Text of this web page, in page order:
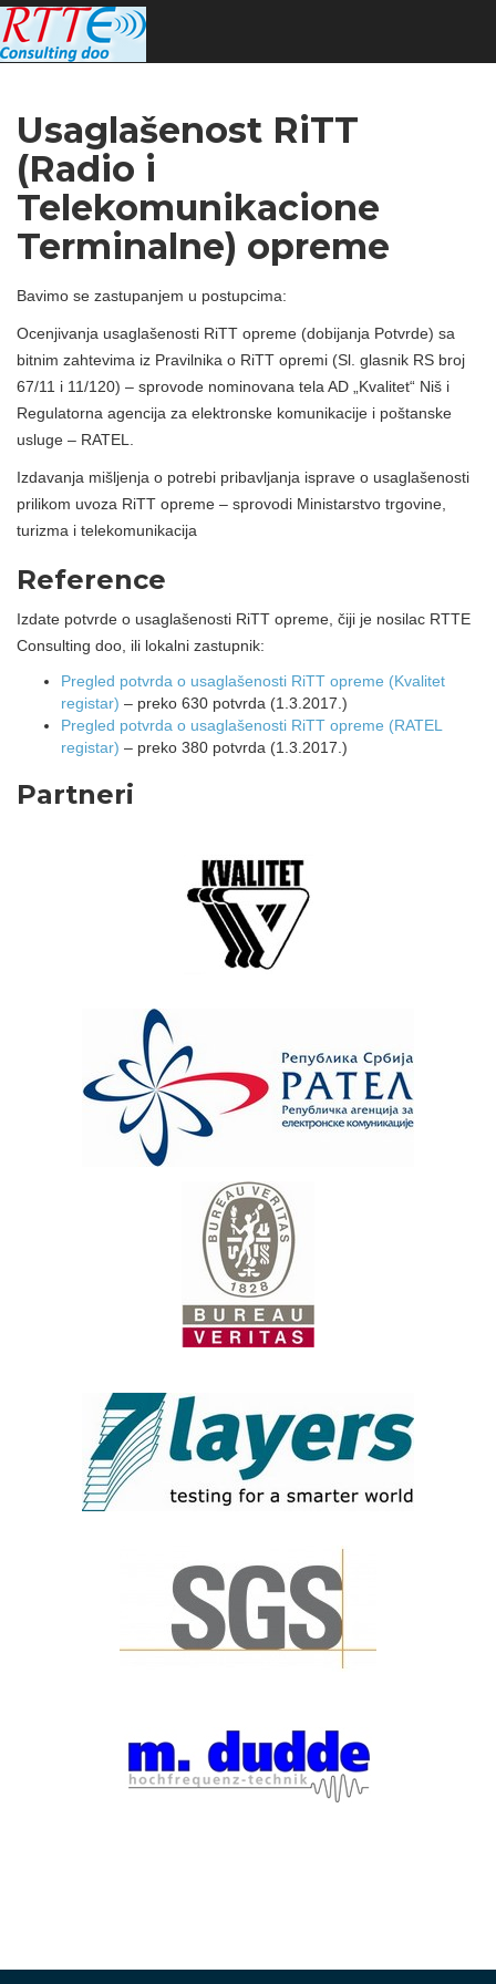
Usaglašenost RiTT
(Radio i
Telekomunikacione
Terminalne) opreme
Bavimo se zastupanjem u postupcima:
Ocenjivanja usaglašenosti RiTT opreme (dobijanja Potvrde) sa
bitnim zahtevima iz Pravilnika o RiTT opremi (Sl. glasnik RS broj
67/11 i 11/120) – sprovode nominovana tela AD „Kvalitet“ Niš i
Regulatorna agencija za elektronske komunikacije i poštanske
usluge – RATEL.
Izdavanja mišljenja o potrebi pribavljanja isprave o usaglašenosti
prilikom uvoza RiTT opreme – sprovodi Ministarstvo trgovine,
turizma i telekomunikacija
Reference
Izdate potvrde o usaglašenosti RiTT opreme, čiji je nosilac RTTE
Consulting doo, ili lokalni zastupnik:
Pregled potvrda o usaglašenosti RiTT opreme (Kvalitet
registar) – preko 630 potvrda (1.3.2017.)
Pregled potvrda o usaglašenosti RiTT opreme (RATEL
registar) – preko 380 potvrda (1.3.2017.)
Partneri